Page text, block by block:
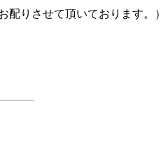
配りさせて頂いております。）